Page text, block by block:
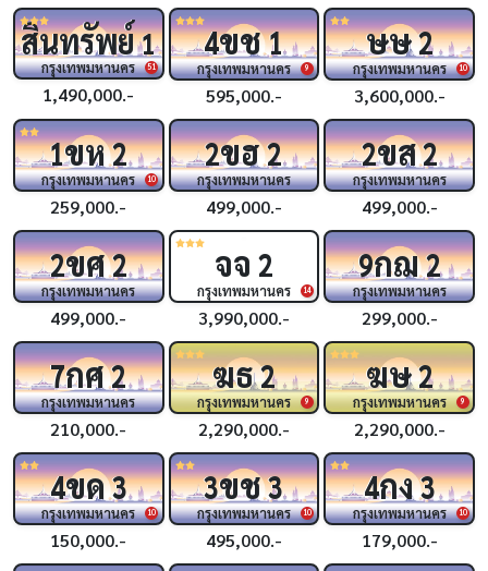
51
สินทรัพย์1
กรุงเทพมหานคร
1,490,000.-
9
4ขช1
กรุงเทพมหานคร
595,000.-
10
ษษ2
กรุงเทพมหานคร
3,600,000.-
10
1ขห2
กรุงเทพมหานคร
259,000.-
2ขฮ2
กรุงเทพมหานคร
499,000.-
2ขส2
กรุงเทพมหานคร
499,000.-
2ขศ2
กรุงเทพมหานคร
499,000.-
14
จจ 2
กรุงเทพมหานคร
3,990,000.-
9กฌ2
กรุงเทพมหานคร
299,000.-
7กศ2
กรุงเทพมหานคร
210,000.-
9
ฆธ2
กรุงเทพมหานคร
2,290,000.-
9
ฆษ2
กรุงเทพมหานคร
2,290,000.-
10
4ขด3
กรุงเทพมหานคร
150,000.-
10
3ขช3
กรุงเทพมหานคร
495,000.-
10
4กง3
กรุงเทพมหานคร
179,000.-